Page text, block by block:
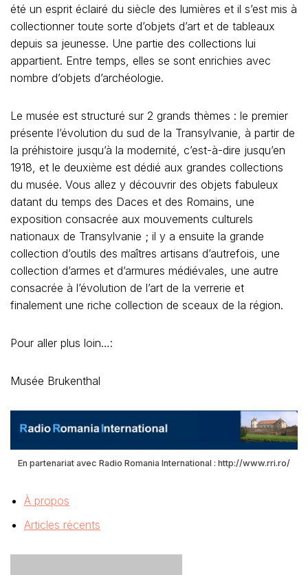
été un esprit éclairé du siècle des lumières et il s’est mis à
collectionner toute sorte d’objets d’art et de tableaux
depuis sa jeunesse. Une partie des collections lui
appartient. Entre temps, elles se sont enrichies avec
nombre d’objets d’archéologie.
Le musée est structuré sur 2 grands thèmes : le premier
présente l’évolution du sud de la Transylvanie, à partir de
la préhistoire jusqu’à la modernité, c’est-à-dire jusqu’en
1918, et le deuxième est dédié aux grandes collections
du musée. Vous allez y découvrir des objets fabuleux
datant du temps des Daces et des Romains, une
exposition consacrée aux mouvements culturels
nationaux de Transylvanie ; il y a ensuite la grande
collection d’outils des maîtres artisans d’autrefois, une
collection d’armes et d’armures médiévales, une autre
consacrée à l’évolution de l’art de la verrerie et
finalement une riche collection de sceaux de la région.
Pour aller plus loin…:
Musée Brukenthal
En partenariat avec Radio Romania International : http://www.rri.ro/
À propos
Articles récents